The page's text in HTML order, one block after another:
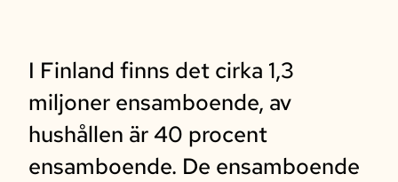
I Finland finns det cirka 1,3
miljoner ensamboende, av
hushållen är 40 procent
ensamboende. De ensamboende